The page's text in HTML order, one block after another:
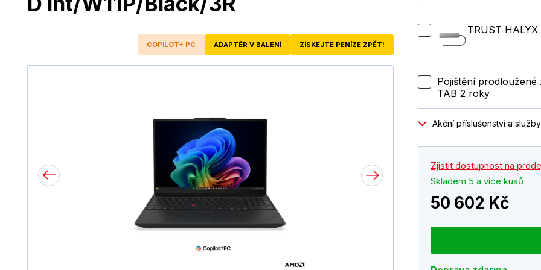
COPILOT+ PC ADAPTÉR V BALENÍ ZÍSKEJTE PENÍZE ZPĚT!
TRUST
Pojištění
TAB 2 roky
Akční příslušenství a služby
Zjistit dostupnost na
Skladem 5 a více kusů
50 602 Kč